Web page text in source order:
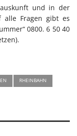
und in der
alle Fragen gibt es
0800. 6 50 40
RHEINBAHN